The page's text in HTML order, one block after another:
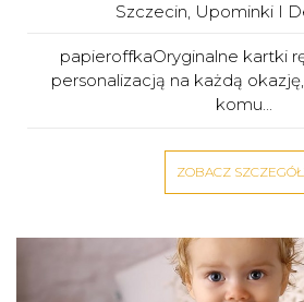
Szczecin, Upominki I
papieroffkaOryginalne kartki
personalizacją na każdą
komu...
ZOBACZ